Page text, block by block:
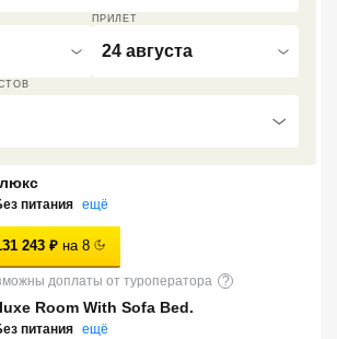
ПРИЛЕТ
24 августа
питания ещё
243 ₽ на 8
доплаты от туроператора ?
Room With Sofa Bed.
питания ещё
Ланки